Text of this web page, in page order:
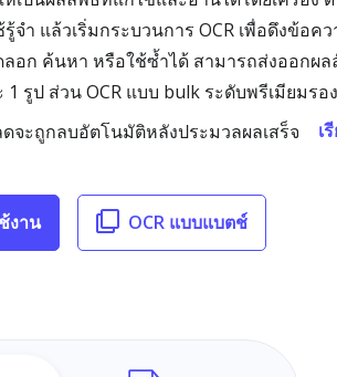
ำ แล้วเริ่มกระบวนการ OCR เพื่อดึงข้อค
ก ค้นหา หรือใช้ซ้ำได้ สามารถส่งออกผ
รูป ส่วน OCR แบบ bulk ระดับพรีเมียม
จะถูกลบอัตโนมัติหลังประมวลผลเสร็จ
เ
งาน OCR แบบแบตช์